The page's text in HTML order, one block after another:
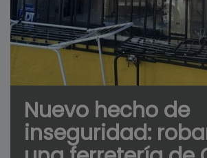
Nuevo hecho de
inseguridad: